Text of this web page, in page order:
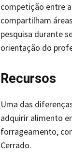
competição entre
compartilham
pesquisa durante
orientação do
Recursos
Uma das
adquirir alimento
forrageamento,
Cerrado.